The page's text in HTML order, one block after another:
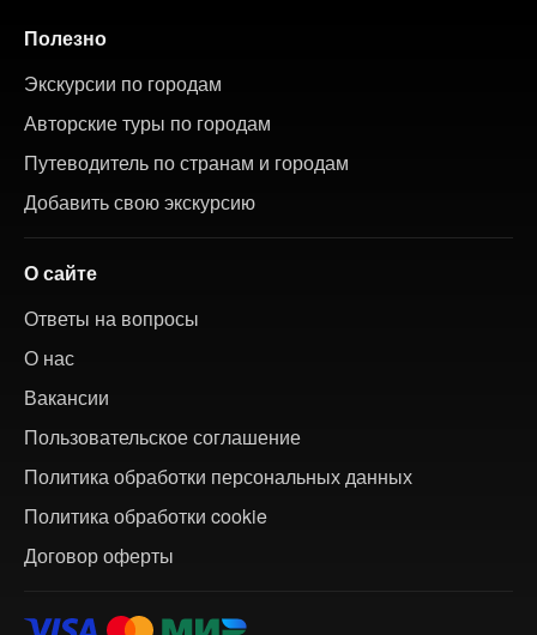
Полезно
Экскурсии по городам
Авторские туры по городам
Путеводитель по странам и городам
Добавить свою экскурсию
О сайте
Ответы на вопросы
О нас
Вакансии
Пользовательское соглашение
Политика обработки персональных данных
Политика обработки cookie
Договор оферты